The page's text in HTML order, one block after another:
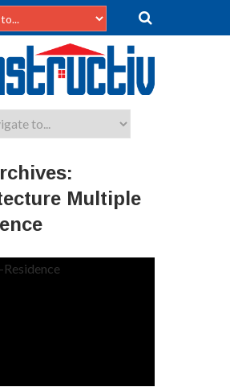
Multiple